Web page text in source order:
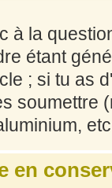
à la
étant
; si tu as
soumettre
en